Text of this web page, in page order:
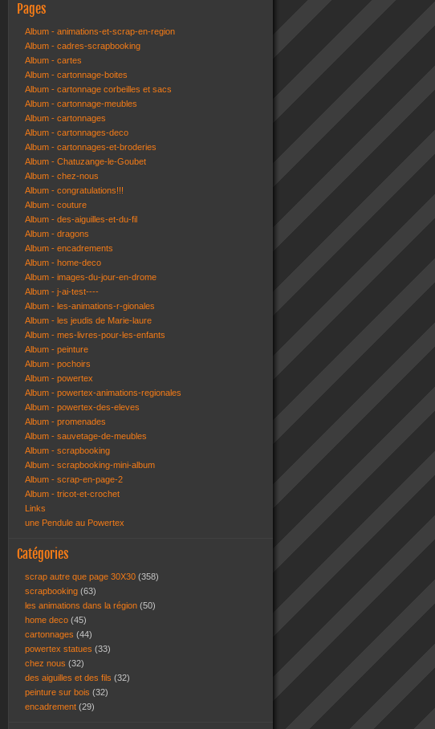
Pages
Album - animations-et-scrap-en-region
Album - cadres-scrapbooking
Album - cartes
Album - cartonnage-boites
Album - cartonnage corbeilles et sacs
Album - cartonnage-meubles
Album - cartonnages
Album - cartonnages-deco
Album - cartonnages-et-broderies
Album - Chatuzange-le-Goubet
Album - chez-nous
Album - congratulations!!!
Album - couture
Album - des-aiguilles-et-du-fil
Album - dragons
Album - encadrements
Album - home-deco
Album - images-du-jour-en-drome
Album - j-ai-test----
Album - les-animations-r-gionales
Album - les jeudis de Marie-laure
Album - mes-livres-pour-les-enfants
Album - peinture
Album - pochoirs
Album - powertex
Album - powertex-animations-regionales
Album - powertex-des-eleves
Album - promenades
Album - sauvetage-de-meubles
Album - scrapbooking
Album - scrapbooking-mini-album
Album - scrap-en-page-2
Album - tricot-et-crochet
Links
une Pendule au Powertex
Catégories
scrap autre que page 30X30 (358)
scrapbooking (63)
les animations dans la région (50)
home deco (45)
cartonnages (44)
powertex statues (33)
chez nous (32)
des aiguilles et des fils (32)
peinture sur bois (32)
encadrement (29)